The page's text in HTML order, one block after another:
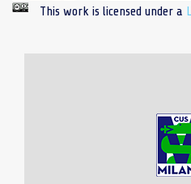
This work is licensed under a